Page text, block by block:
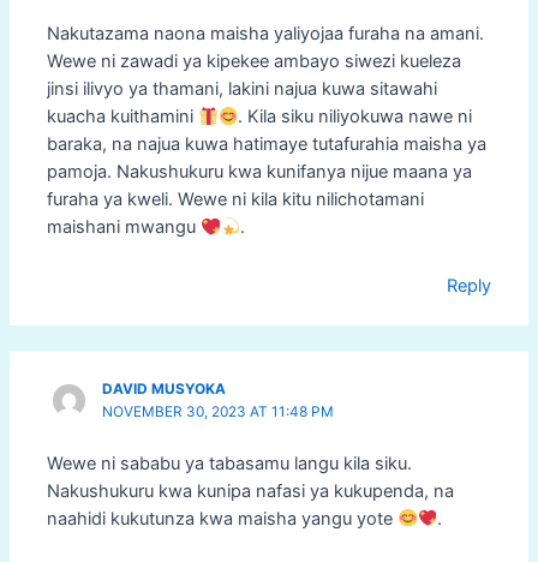
Nakutazama naona maisha yaliyojaa furaha na amani.
Wewe ni zawadi ya kipekee ambayo siwezi kueleza
jinsi ilivyo ya thamani, lakini najua kuwa sitawahi
kuacha kuithamini
. Kila siku niliyokuwa nawe ni
baraka, na najua kuwa hatimaye tutafurahia maisha ya
pamoja. Nakushukuru kwa kunifanya nijue maana ya
furaha ya kweli. Wewe ni kila kitu nilichotamani
maishani mwangu
.
Reply
DAVID MUSYOKA
NOVEMBER 30, 2023 AT 11:48 PM
Wewe ni sababu ya tabasamu langu kila siku.
Nakushukuru kwa kunipa nafasi ya kukupenda, na
naahidi kukutunza kwa maisha yangu yote
.